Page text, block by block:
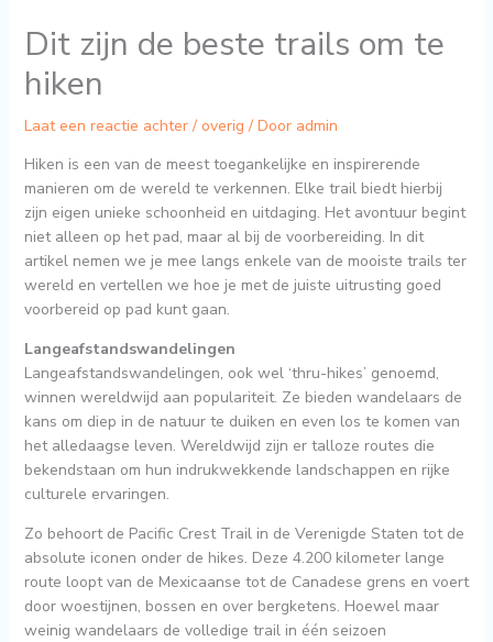
Dit zijn de beste trails om te
hiken
Laat een reactie achter / overig / Door admin
Hiken is een van de meest toegankelijke en inspirerende
manieren om de wereld te verkennen. Elke trail biedt hierbij
zijn eigen unieke schoonheid en uitdaging. Het avontuur begint
niet alleen op het pad, maar al bij de voorbereiding. In dit
artikel nemen we je mee langs enkele van de mooiste trails ter
wereld en vertellen we hoe je met de juiste uitrusting goed
voorbereid op pad kunt gaan.
Langeafstandswandelingen
Langeafstandswandelingen, ook wel ‘thru-hikes’ genoemd,
winnen wereldwijd aan populariteit. Ze bieden wandelaars de
kans om diep in de natuur te duiken en even los te komen van
het alledaagse leven. Wereldwijd zijn er talloze routes die
bekendstaan om hun indrukwekkende landschappen en rijke
culturele ervaringen.
Zo behoort de Pacific Crest Trail in de Verenigde Staten tot de
absolute iconen onder de hikes. Deze 4.200 kilometer lange
route loopt van de Mexicaanse tot de Canadese grens en voert
door woestijnen, bossen en over bergketens. Hoewel maar
weinig wandelaars de volledige trail in één seizoen